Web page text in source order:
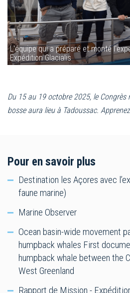
L'équipe qui a préparé et monté
Expédition Glacialis
Du 15 au 19 octobre 2025, le Congrès
bosse aura lieu à Tadoussac.
Pour en savoir plus
Destination les Açores avec
faune marine)
Marine Observer
Ocean basin-wide movement
humpback whales First
humpback whale between the
West Greenland
Rapport de Mission -